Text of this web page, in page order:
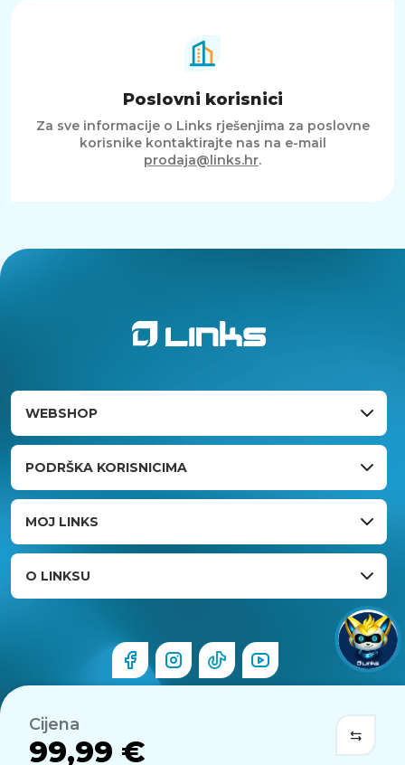
Cijena
99,99 €
Poslovni korisnici
Za sve informacije o Links rješenjima za poslovne
korisnike kontaktirajte nas na e-mail
prodaja@links.hr.
WEBSHOP
PODRŠKA KORISNICIMA
MOJ LINKS
O LINKSU